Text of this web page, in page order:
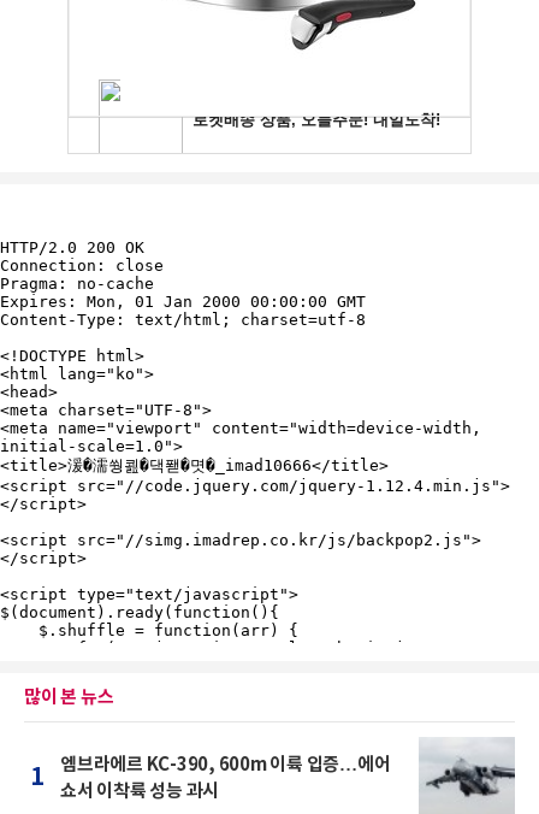
많이 본 뉴스
1
엠브라에르 KC-390, 600m 이륙 입증…에어
쇼서 이착륙 성능 과시